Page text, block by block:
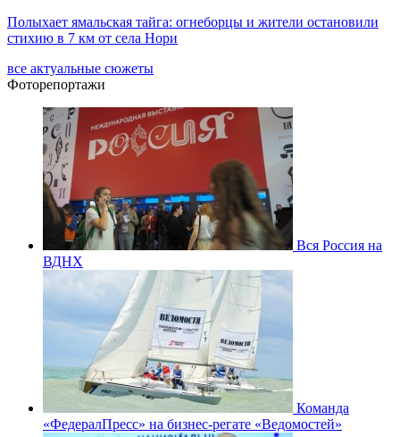
Полыхает ямальская тайга: огнеборцы и жители остановили
стихию в 7 км от села Нори
все актуальные сюжеты
Фоторепортажи
Вся Россия на
ВДНХ
Команда
«ФедералПресс» на бизнес-регате «Ведомостей»